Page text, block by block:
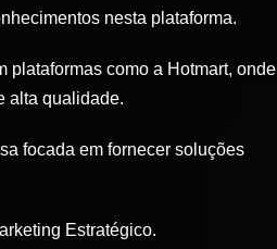
nesta plataforma.
plataformas como a Hotmart, onde
alta qualidade.
focada em fornecer soluções
Estratégico.